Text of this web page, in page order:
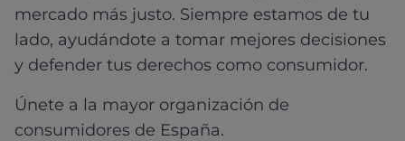
mercado más justo. Siempre estamos de tu
lado, ayudándote a tomar mejores decisiones
y defender tus derechos como consumidor.
Únete a la mayor organización de
consumidores de España.